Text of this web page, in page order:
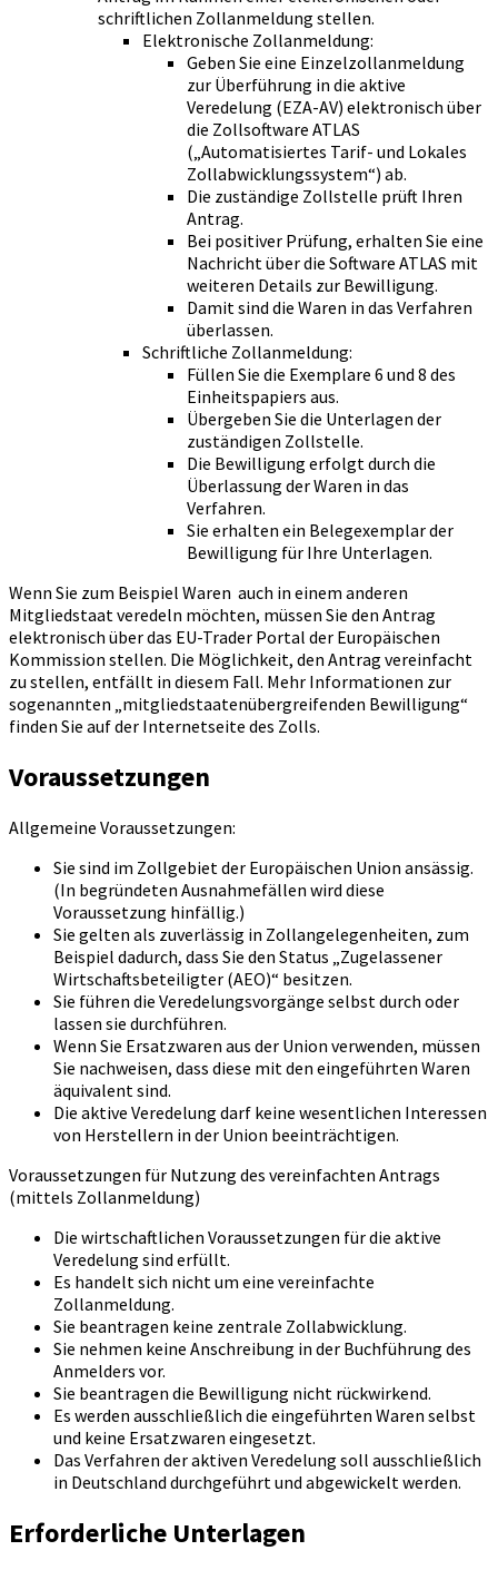
schriftlichen Zollanmeldung stellen.
Elektronische Zollanmeldung:
Geben Sie eine Einzelzollanmeldung
zur Überführung in die aktive
Veredelung (EZA-AV) elektronisch über
die Zollsoftware ATLAS
(„Automatisiertes Tarif- und Lokales
Zollabwicklungssystem“) ab.
Die zuständige Zollstelle prüft Ihren
Antrag.
Bei positiver Prüfung, erhalten Sie eine
Nachricht über die Software ATLAS mit
weiteren Details zur Bewilligung.
Damit sind die Waren in das Verfahren
überlassen.
Schriftliche Zollanmeldung:
Füllen Sie die Exemplare 6 und 8 des
Einheitspapiers aus.
Übergeben Sie die Unterlagen der
zuständigen Zollstelle.
Die Bewilligung erfolgt durch die
Überlassung der Waren in das
Verfahren.
Sie erhalten ein Belegexemplar der
Bewilligung für Ihre Unterlagen.
Wenn Sie zum Beispiel Waren auch in einem anderen
Mitgliedstaat veredeln möchten, müssen Sie den Antrag
elektronisch über das EU-Trader Portal der Europäischen
Kommission stellen. Die Möglichkeit, den Antrag vereinfacht
zu stellen, entfällt in diesem Fall. Mehr Informationen zur
sogenannten „mitgliedstaatenübergreifenden Bewilligung“
finden Sie auf der Internetseite des Zolls.
Voraussetzungen
Allgemeine Voraussetzungen:
Sie sind im Zollgebiet der Europäischen Union ansässig.
(In begründeten Ausnahmefällen wird diese
Voraussetzung hinfällig.)
Sie gelten als zuverlässig in Zollangelegenheiten, zum
Beispiel dadurch, dass Sie den Status „Zugelassener
Wirtschaftsbeteiligter (AEO)“ besitzen.
Sie führen die Veredelungsvorgänge selbst durch oder
lassen sie durchführen.
Wenn Sie Ersatzwaren aus der Union verwenden, müssen
Sie nachweisen, dass diese mit den eingeführten Waren
äquivalent sind.
Die aktive Veredelung darf keine wesentlichen Interessen
von Herstellern in der Union beeinträchtigen.
Voraussetzungen für Nutzung des vereinfachten Antrags
(mittels Zollanmeldung)
Die wirtschaftlichen Voraussetzungen für die aktive
Veredelung sind erfüllt.
Es handelt sich nicht um eine vereinfachte
Zollanmeldung.
Sie beantragen keine zentrale Zollabwicklung.
Sie nehmen keine Anschreibung in der Buchführung des
Anmelders vor.
Sie beantragen die Bewilligung nicht rückwirkend.
Es werden ausschließlich die eingeführten Waren selbst
und keine Ersatzwaren eingesetzt.
Das Verfahren der aktiven Veredelung soll ausschließlich
in Deutschland durchgeführt und abgewickelt werden.
Erforderliche Unterlagen